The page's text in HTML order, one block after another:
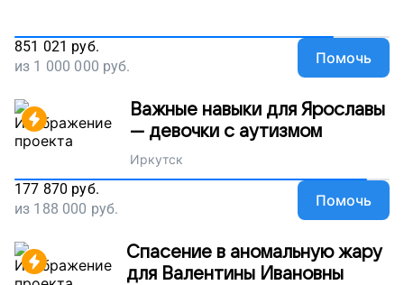
851 021 руб.
из 1 000 000 руб. Помочь
Важные навыки для Ярославы
— девочки с аутизмом
Иркутск
177 870 руб.
из 188 000 руб. Помочь
Спасение в аномальную жару
для Валентины Ивановны